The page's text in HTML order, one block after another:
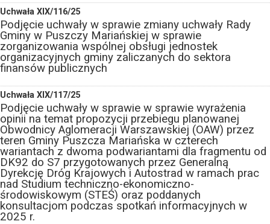
Uchwała XIX/116/25
Podjęcie uchwały w sprawie zmiany uchwały Rady
Gminy w Puszczy Mariańskiej w sprawie
zorganizowania wspólnej obsługi jednostek
organizacyjnych gminy zaliczanych do sektora
finansów publicznych
Uchwała XIX/117/25
Podjęcie uchwały w sprawie w sprawie wyrażenia
opinii na temat propozycji przebiegu planowanej
Obwodnicy Aglomeracji Warszawskiej (OAW) przez
teren Gminy Puszcza Mariańska w czterech
wariantach z dwoma podwariantami dla fragmentu od
DK92 do S7 przygotowanych przez Generalną
Dyrekcję Dróg Krajowych i Autostrad w ramach prac
nad Studium techniczno-ekonomiczno-
środowiskowym (STEŚ) oraz poddanych
konsultacjom podczas spotkań informacyjnych w
2025 r.